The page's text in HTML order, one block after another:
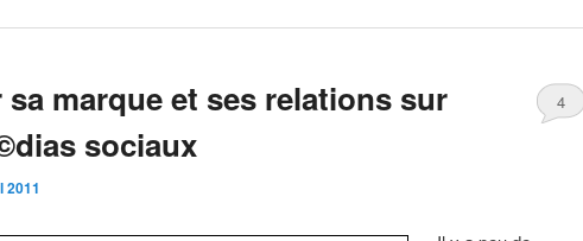
marque et ses relations sur
sociaux
2011
4